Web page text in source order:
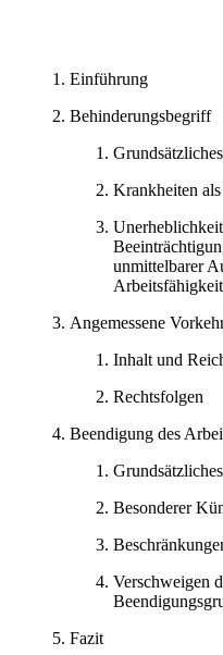
Einführung
Behinderungsbegriff
Grundsätzliches
Krankheiten
unmittelbarer
Arbeitsfähigkeit
Angemessene
Inhalt und
Rechtsfolgen
Beendigung des
Grundsätzliches
Besonderer
Verschweigen
Fazit